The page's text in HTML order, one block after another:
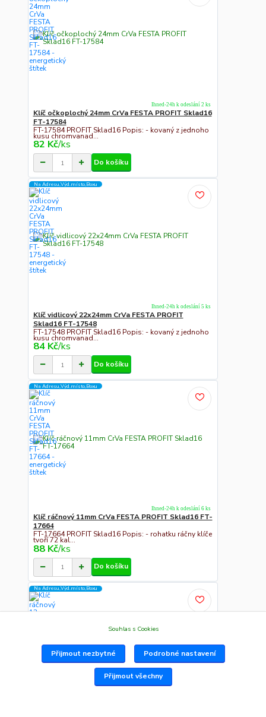
Klíč očkoplochý 24mm CrVa FESTA PROFIT Sklad16
FT-17584
FT-17584 PROFIT Sklad16 Popis: - kovaný z jednoho
kusu chromvanad...
82 Kč/ks
Ihned-24h k odeslání 2 ks
Do košíku
Na Adresu,Výd.místo,Boxu
Klíč vidlicový 22x24mm CrVa FESTA PROFIT
Sklad16 FT-17548
FT-17548 PROFIT Sklad16 Popis: - kovaný z jednoho
kusu chromvanad...
84 Kč/ks
Ihned-24h k odeslání 5 ks
Do košíku
Na Adresu,Výd.místo,Boxu
Klíč ráčnový 11mm CrVa FESTA PROFIT Sklad16 FT-
17664
FT-17664 PROFIT Sklad16 Popis: - rohatku ráčny klíče
tvoří 72 kal...
88 Kč/ks
Ihned-24h k odeslání 6 ks
Do košíku
Na Adresu,Výd.místo,Boxu
Souhlas s Cookies
Přijmout nezbytné Podrobné nastavení
Přijmout všechny